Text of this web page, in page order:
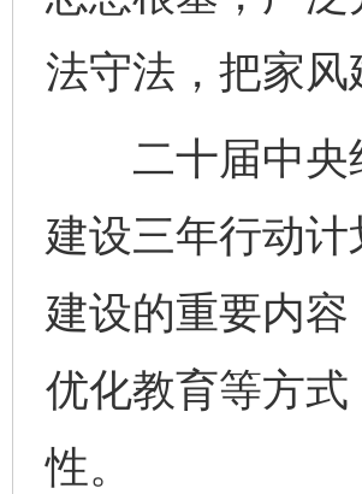
法守法，把家
二十届中央纪
建设三年行动
建设的重要内
优化教育等方
性。